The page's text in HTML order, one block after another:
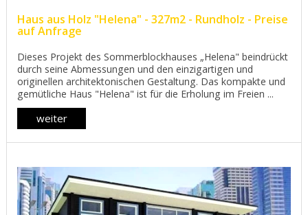
Haus aus Holz "Helena" - 327m2 - Rundholz - Preise
auf Anfrage
Dieses Projekt des Sommerblockhauses „Helena" beindrückt
durch seine Abmessungen und den einzigartigen und
originellen architektonischen Gestaltung. Das kompakte und
gemütliche Haus "Helena" ist für die Erholung im Freien ...
weiter